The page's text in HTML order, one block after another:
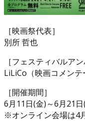
［映画祭代表］
別所 哲也
［フェスティバルアン
LiLiCo（映画コメンテ
［開催期間］
6月11日(金)～6月21日
※オンライン会場は4